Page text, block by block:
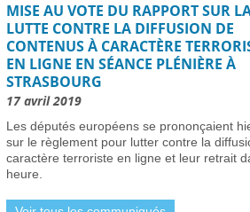
mars 2026
Vol Ryanair : des passagers bloqués en
cause des retards de l’EES -31 mars
Air France-KLM augmente les tarifs
face à la crise pétrolière du Moyen-
2026
de renouvellement de passeport dans
règles ETA -30 mars 2026
Candidats clés et leurs visions - 30 mars
importants -30 mars 2026
MISE AU VOTE DU RAPPORT SUR
LUTTE CONTRE LA DIFFUSION DE
CONTENUS À CARACTÈRE
EN LIGNE EN SÉANCE PLÉNIÈRE À
STRASBOURG
17 avril 2019
Les députés européens se prononçaient
sur le règlement pour lutter contre la
caractère terroriste en ligne et leur retrait
heure.